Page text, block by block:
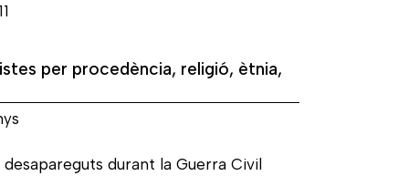
per procedència, religió, ètnia,
durant la Guerra Civil